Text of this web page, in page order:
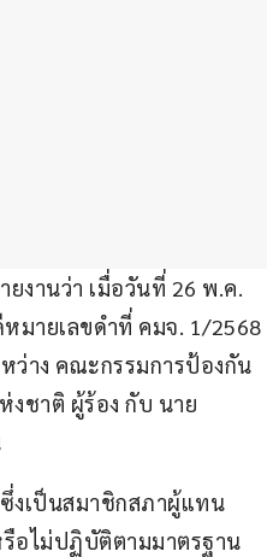
งานว่า เมื่อวันที่ 26 พ.ค.
มายเลขดำที่ คมจ. 1/2568
ว่าง คณะกรรมการป้องกัน
งชาติ ผู้ร้อง กับ นาย
งเป็นสมาชิกสภาผู้แทน
อไม่ปฏิบัติตามมาตรฐาน